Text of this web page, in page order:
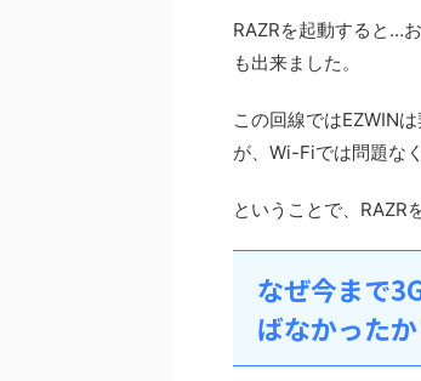
RAZRを起動すると…
も出来ました。
この回線ではEZWIN
が、Wi-Fiでは問題な
ということで、RAZR
なぜ今まで
ばなかったか